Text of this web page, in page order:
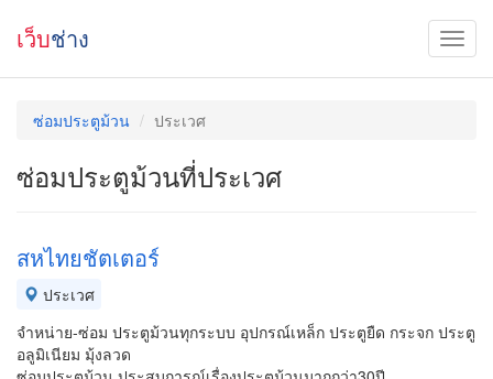
เว็บช่าง
ซ่อมประตูม้วน ประเวศ
ซ่อมประตูม้วนที่ประเวศ
สหไทยชัตเตอร์
ประเวศ
จำหน่าย-ซ่อม ประตูม้วนทุกระบบ อุปกรณ์เหล็ก ประตูยืด กระจก ประตู
อลูมิเนียม มุ้งลวด